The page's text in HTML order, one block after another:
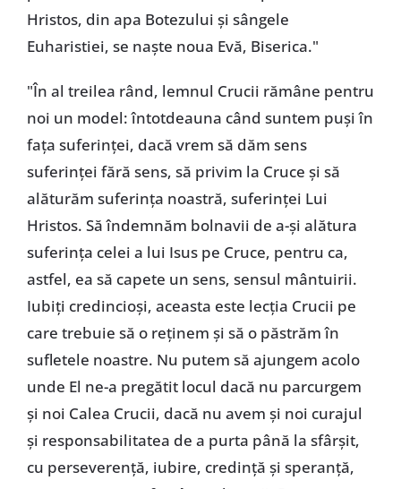
Hristos, din apa Botezului şi sângele
Euharistiei, se naşte noua Evă, Biserica."
"În al treilea rând, lemnul Crucii rămâne pentru
noi un model: întotdeauna când suntem puşi în
faţa suferinţei, dacă vrem să dăm sens
suferinţei fără sens, să privim la Cruce şi să
alăturăm suferinţa noastră, suferinţei Lui
Hristos. Să îndemnăm bolnavii de a-şi alătura
suferinţa celei a lui Isus pe Cruce, pentru ca,
astfel, ea să capete un sens, sensul mântuirii.
Iubiţi credincioşi, aceasta este lecţia Crucii pe
care trebuie să o reţinem şi să o păstrăm în
sufletele noastre. Nu putem să ajungem acolo
unde El ne-a pregătit locul dacă nu parcurgem
şi noi Calea Crucii, dacă nu avem şi noi curajul
şi responsabilitatea de a purta până la sfârşit,
cu perseverenţă, iubire, credinţă şi speranţă,